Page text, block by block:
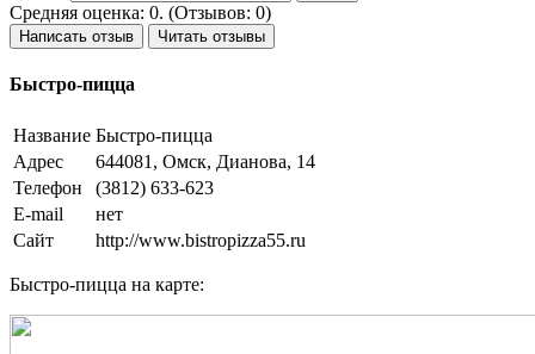
Средняя оценка: 0. (Отзывов: 0)
Написать отзыв Читать отзывы
Быстро-пицца
Название Быстро-пицца
Адрес
644081, Омск, Дианова, 14
Телефон
(3812) 633-623
E-mail
нет
Сайт
http://www.bistropizza55.ru
Быстро-пицца на карте: